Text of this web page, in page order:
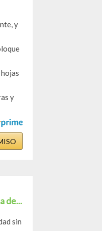
y
y
de...
sin